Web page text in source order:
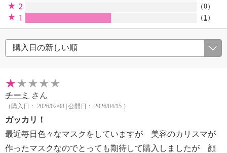
2 （0）
1 （ 1 ）
チーミ さん
（購入日： 2026/02/08 | 公開日： 2026/04/15 ）
ガッカリ！
最近毎日色々なマスクをしていますが 美容のカリスマが
作ったマスクなのでとっても期待して購入しましたが 顔